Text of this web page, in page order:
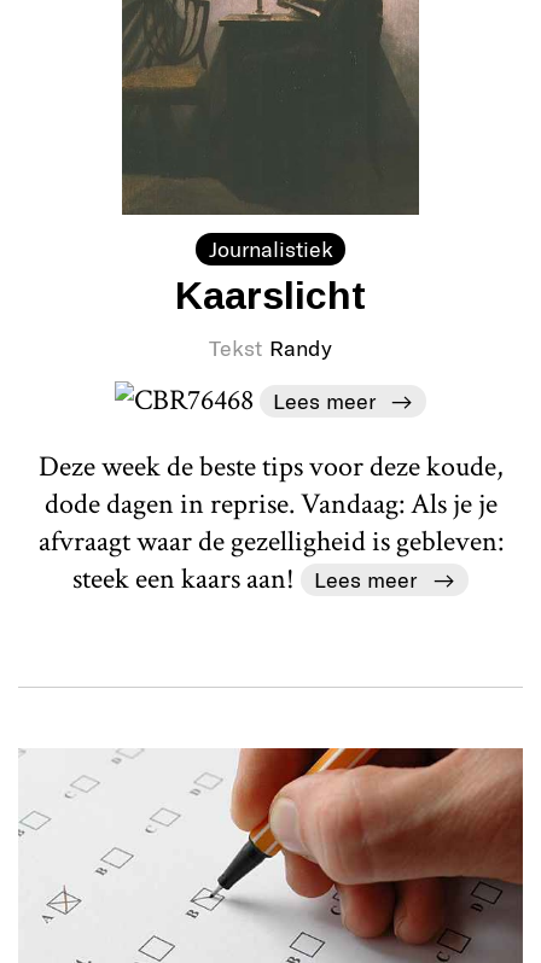
Journalistiek
Kaarslicht
Tekst Randy
Lees meer
Deze week de beste tips voor deze koude,
dode dagen in reprise. Vandaag: Als je je
afvraagt waar de gezelligheid is gebleven:
steek een kaars aan!
Lees meer